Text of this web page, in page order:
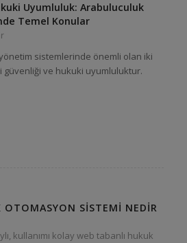
Uyumluluk: Arabuluculuk
Temel Konular
sistemlerinde önemli olan iki
güvenliği ve hukuki uyumluluktur.
OTOMASYON SISTEMI NEDIR
kullanımı kolay web tabanlı hukuk